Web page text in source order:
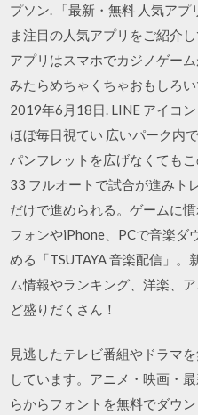
プソン. 「最新・無料 人気ア
ま注目の人気アプリをご紹介
アプリはスマホでカジノゲー
みたらめちゃくちゃおもしろ
2019年6月18日. LINE アイコ
ほぼ毎日視てい 広いパーク内
パンフレットを広げなくても
33 フルオートで試合が進みト
だけで進められる。ゲームに
フォンやiPhone、PCで音楽ダ
める「TSUTAYA 音楽配信」
ム情報やランキング、洋楽、
ど盛りだくさん！
見逃したテレビ番組やドラマ
しています。アニメ・映画・
らからフォントを無料でダウ